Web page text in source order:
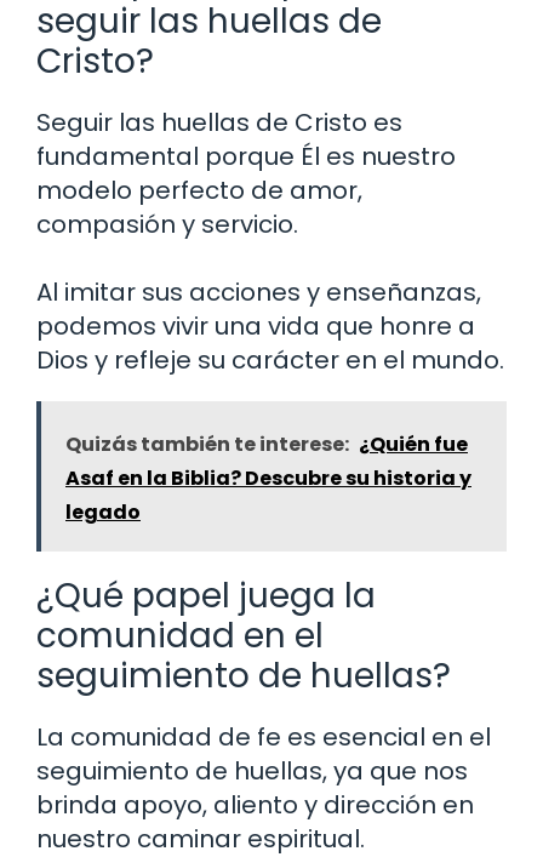
seguir las huellas de
Cristo?
Seguir las huellas de Cristo es
fundamental porque Él es nuestro
modelo perfecto de amor,
compasión y servicio.
Al imitar sus acciones y enseñanzas,
podemos vivir una vida que honre a
Dios y refleje su carácter en el mundo.
Quizás también te interese: ¿Quién fue
Asaf en la Biblia? Descubre su historia y
legado
¿Qué papel juega la
comunidad en el
seguimiento de huellas?
La comunidad de fe es esencial en el
seguimiento de huellas, ya que nos
brinda apoyo, aliento y dirección en
nuestro caminar espiritual.